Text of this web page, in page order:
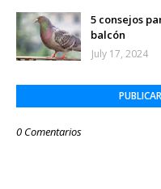
5 consejos
balcón
July 17, 2024
0 Comentarios